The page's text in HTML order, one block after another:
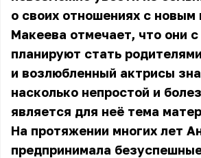
о своих отношениях с новым
Макеева отмечает, что они
планируют стать
и возлюбленный актрисы
насколько непростой и
является для неё тема
На протяжении многих лет
предпринимала